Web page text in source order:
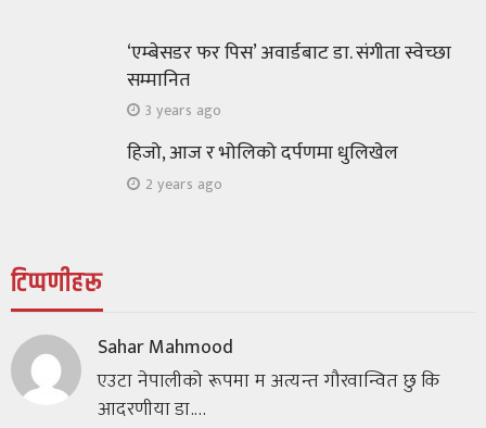
‘एम्बेसडर फर पिस’ अवार्डबाट डा. संगीता स्वेच्छा
सम्मानित
3 years ago
हिजो, आज र भोलिको दर्पणमा धुलिखेल
2 years ago
टिप्पणीहरू
Sahar Mahmood
एउटा नेपालीको रूपमा म अत्यन्त गौरवान्वित छु कि
आदरणीया डा.…